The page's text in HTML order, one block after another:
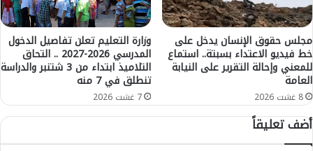
ا
ل
م
س
ا
ع
د
ة
ل
ـ
مجلس حقوق الإنسان يدخل على
خط فيديو الاعتداء بسبتة.. استماع
للمعني وإحالة التقرير على النيابة
العامة
8 غشت 2026
وزارة التعليم تعلن تفاصيل الدخول
المدرسي 2026-2027 .. التحاق
التلاميذ ابتداء من 3 شتنبر والدراسة
تنطلق في 7 منه
7 غشت 2026
أضف تعليقاً